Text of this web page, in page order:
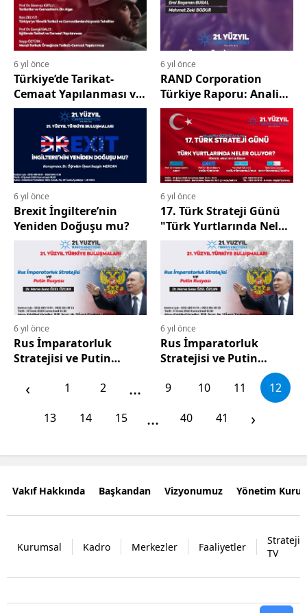
6 yıl önce
Türkiye’de Tarikat-
Cemaat Yapılanması ve
Tehditler
6 yıl önce
RAND Corporation
Türkiye Raporu: Analiz
mi Mesaj mı Tehdit mi?
6 yıl önce
Brexit İngiltere’nin
Yeniden Doğuşu mu?
6 yıl önce
17. Türk Strateji Günü
"Türk Yurtlarında Neler
Oluyor?"
6 yıl önce
Rus İmparatorluk
Stratejisi ve Putin
6 yıl önce
Rus İmparatorluk
Stratejisi ve Putin
‹ 1 2 ... 9 10 11
12
13
14 15 ... 40 41 ›
Vakıf Hakkında Başkandan Vizyonumuz Yönetim
Kurumsal Kadro Merkezler Faaliyetler
Strateji
TV